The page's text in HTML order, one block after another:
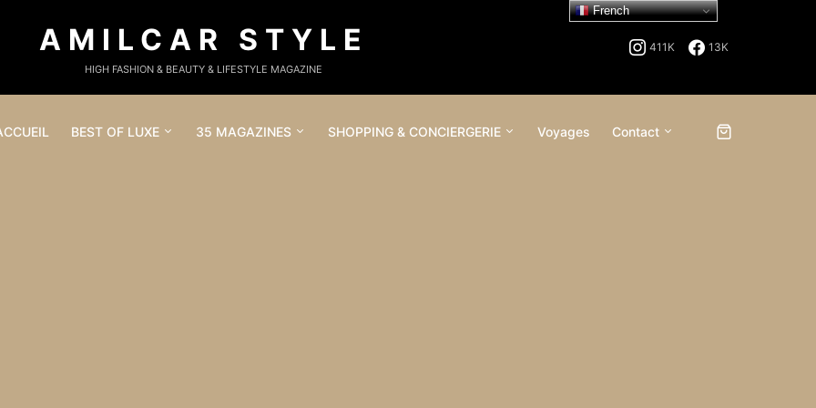
AMILCAR STYLE
HIGH FASHION & BEAUTY & LIFESTYLE MAGAZINE
411K 13K
BEST OF LUXE 35 MAGAZINES SHOPPING & CONCIERGERIE Voyages Contact
French